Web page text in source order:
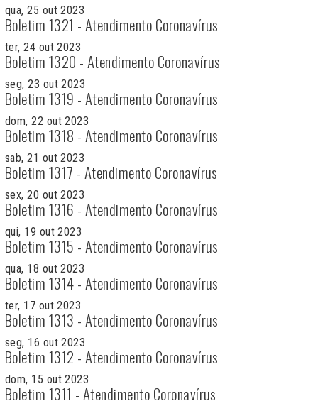
qua, 25 out 2023
Boletim 1321 - Atendimento Coronavírus
ter, 24 out 2023
Boletim 1320 - Atendimento Coronavírus
seg, 23 out 2023
Boletim 1319 - Atendimento Coronavírus
dom, 22 out 2023
Boletim 1318 - Atendimento Coronavírus
sab, 21 out 2023
Boletim 1317 - Atendimento Coronavírus
sex, 20 out 2023
Boletim 1316 - Atendimento Coronavírus
qui, 19 out 2023
Boletim 1315 - Atendimento Coronavírus
qua, 18 out 2023
Boletim 1314 - Atendimento Coronavírus
ter, 17 out 2023
Boletim 1313 - Atendimento Coronavírus
seg, 16 out 2023
Boletim 1312 - Atendimento Coronavírus
dom, 15 out 2023
Boletim 1311 - Atendimento Coronavírus